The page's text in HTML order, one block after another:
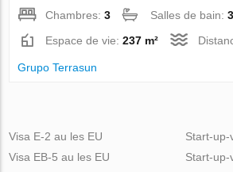
Chambres:3 Salles de bain:3
Espace de vie:237 m²
Grupo Terrasun
Visa E-2 au les EU
Visa EB-5 au les EU
Start-up-
Start-up-